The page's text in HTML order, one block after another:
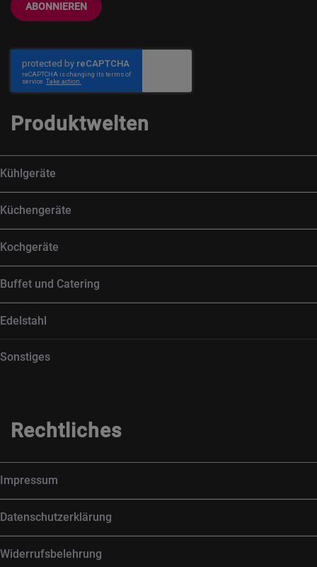
ABONNIEREN
Produktwelten
Kühlgeräte
Küchengeräte
Kochgeräte
Buffet und Catering
Edelstahl
Sonstiges
Rechtliches
Impressum
Datenschutzerklärung
Widerrufsbelehrung